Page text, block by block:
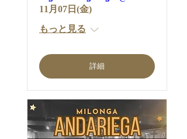
11月07日(金)
もっと見る
詳細